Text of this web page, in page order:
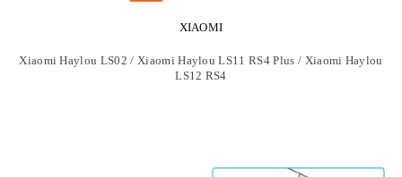
XIAOMI
Xiaomi Haylou LS02 / Xiaomi Haylou LS11 RS4 Plus / Xiaomi Haylou
LS12 RS4